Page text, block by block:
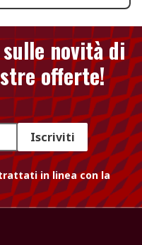
novità di
offerte!
Iscriviti
in linea con la